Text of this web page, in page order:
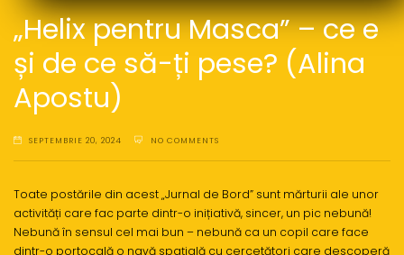
„Helix pentru Masca” – ce e
și de ce să-ți pese? (Alina
Apostu)
SEPTEMBRIE 20, 2024 NO COMMENTS
Toate postările din acest „Jurnal de Bord” sunt mărturii ale unor
activități care fac parte dintr-o inițiativă, sincer, un pic nebună!
Nebună în sensul cel mai bun – nebună ca un copil care face
dintr-o portocală o navă spațială cu cercetători care descoperă